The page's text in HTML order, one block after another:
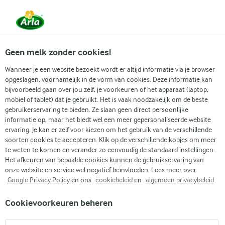
Vanaf 1 juni zijn DMK Group en Arla Foods
Gingerbreadhuis
(0)
volwassenen warme herinneringen op. Maak samen met de
Arla Recepten Gingerbreadhuis
Zoek categorie
Zoek zoektermen in te voeren
Geen melk zonder cookies!
Wanneer je een website bezoekt wordt er altijd informatie via je browser
opgeslagen, voornamelijk in de vorm van cookies. Deze informatie kan
bijvoorbeeld gaan over jou zelf, je voorkeuren of het apparaat (laptop,
mobiel of tablet) dat je gebruikt. Het is vaak noodzakelijk om de beste
gebruikerservaring te bieden. Ze slaan geen direct persoonlijke
informatie op, maar het biedt wel een meer gepersonaliseerde website
ervaring. Je kan er zelf voor kiezen om het gebruik van de verschillende
soorten cookies te accepteren. Klik op de verschillende kopjes om meer
te weten te komen en verander zo eenvoudig de standaard instellingen.
Het afkeuren van bepaalde cookies kunnen de gebruikservaring van
onze website en service wel negatief beïnvloeden. Lees meer over
Google Privacy Policyen ons cookiebeleiden algemeen privacybeleid
Cookievoorkeuren beheren